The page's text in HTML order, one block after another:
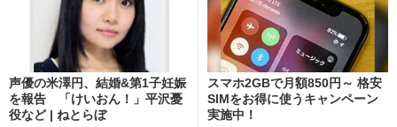
声優の米澤円、結婚&第1子妊娠
を報告 「けいおん！」平沢憂
役など | ねとらぼ
スマホ2GBで月額850円～ 格安
SIMをお得に使うキャンペーン
実施中！